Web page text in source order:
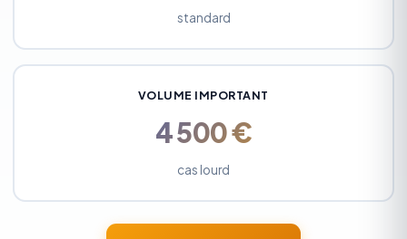
standard
VOLUME IMPORTANT
4 500 €
cas lourd